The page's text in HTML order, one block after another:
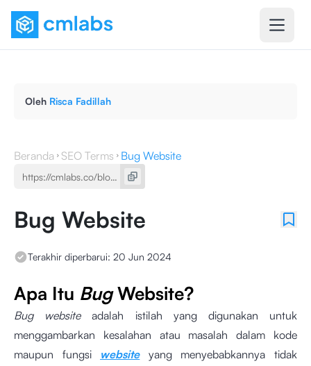
Oleh Risca Fadillah
Beranda SEO Terms Bug Website
Bug Website
Terakhir diperbarui: 20 Jun 2024
Apa Itu BugWebsite?
Bug websiteadalah istilah yang digunakan untuk
menggambarkan kesalahan atau masalah dalam kode
maupun fungsi website
yang menyebabkannya tidak